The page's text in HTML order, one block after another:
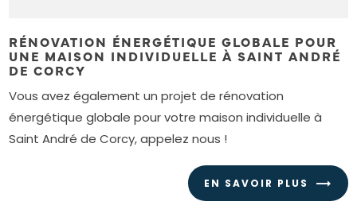
RÉNOVATION ÉNERGÉTIQUE GLOBALE POUR
UNE MAISON INDIVIDUELLE À SAINT ANDRÉ
DE CORCY
Vous avez également un projet de rénovation
énergétique globale pour votre maison individuelle à
Saint André de Corcy, appelez nous !
EN SAVOIR PLUS